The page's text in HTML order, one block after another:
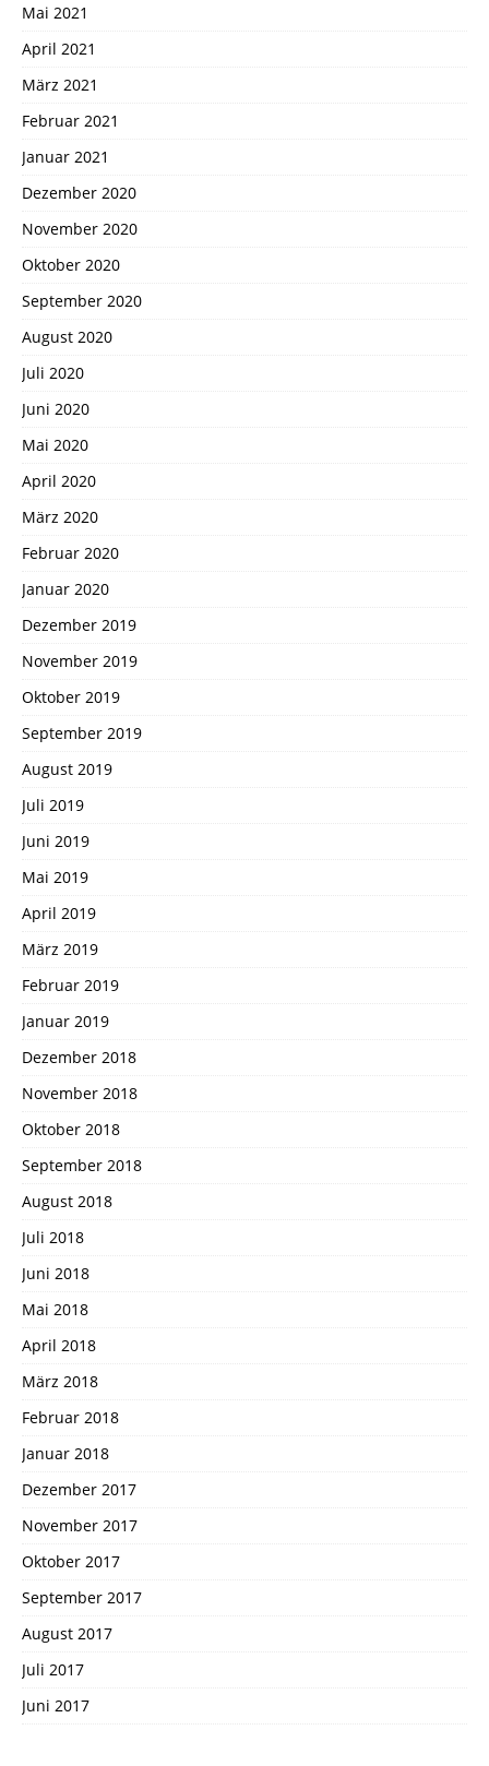
Mai 2021
April 2021
März 2021
Februar 2021
Januar 2021
Dezember 2020
November 2020
Oktober 2020
September 2020
August 2020
Juli 2020
Juni 2020
Mai 2020
April 2020
März 2020
Februar 2020
Januar 2020
Dezember 2019
November 2019
Oktober 2019
September 2019
August 2019
Juli 2019
Juni 2019
Mai 2019
April 2019
März 2019
Februar 2019
Januar 2019
Dezember 2018
November 2018
Oktober 2018
September 2018
August 2018
Juli 2018
Juni 2018
Mai 2018
April 2018
März 2018
Februar 2018
Januar 2018
Dezember 2017
November 2017
Oktober 2017
September 2017
August 2017
Juli 2017
Juni 2017